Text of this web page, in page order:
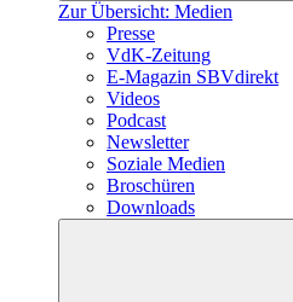
Zur Übersicht: Medien
Presse
VdK-Zeitung
E-Magazin SBVdirekt
Videos
Podcast
Newsletter
Soziale Medien
Broschüren
Downloads